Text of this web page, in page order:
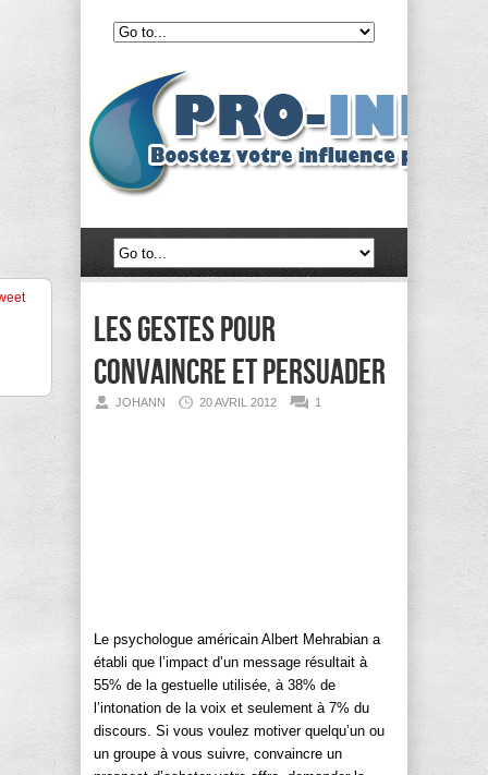
Les gestes pour
convaincre et persuader
JOHANN 20 AVRIL 2012 1
Le psychologue américain Albert Mehrabian a
établi que l’impact d’un message résultait à
55% de la gestuelle utilisée, à 38% de
l’intonation de la voix et seulement à 7% du
discours. Si vous voulez motiver quelqu’un ou
un groupe à vous suivre, convaincre un